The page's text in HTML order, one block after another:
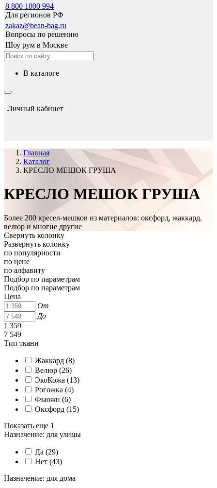
8 800 1000 994
Для регионов РФ
zakaz@bean-bag.ru
Вопросы по решению
Шоу рум в Москве
в каталоге
Личный кабинет
Главная
Каталог
КРЕСЛО МЕШОК ГРУША
КРЕСЛО МЕШОК ГРУША
Более 200 кресел-мешков из материалов: оксфорд, жаккард,
велюр и многие другие
Свернуть колонку
Развернуть колонку
по популярности
по цене
по алфавиту
Подбор по параметрам
Подбор по параметрам
Цена
От
До
1 359
7 549
Тип ткани
Жаккард (8)
Велюр (26)
ЭкоКожа (13)
Рогожка (4)
Фьюжн (6)
Оксфорд (15)
Показать еще 1
Назначение: для улицы
Да (29)
Нет (43)
Назначение: для дома